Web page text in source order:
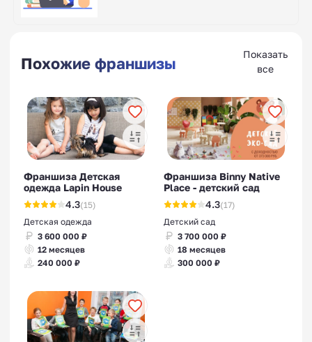
Похожие франшизы
Показать
все
Франшиза Детская
одежда Lapin House
4.3(15)
Детская одежда
3 600 000 ₽
12 месяцев
240 000 ₽
Франшиза Binny Native
Place - детский сад
4.3(17)
Детский сад
3 700 000 ₽
18 месяцев
300 000 ₽